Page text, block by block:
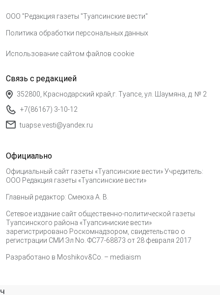
ООО "Редакция газеты "Туапсинские вести"
Политика обработки персональных данных
Использование сайтом файлов cookie
Связь с редакцией
352800, Краснодарский край,г. Туапсе, ул. Шаумяна, д. № 2
+7(86167) 3-10-12
tuapse.vesti@yandex.ru
Официально
Официальный сайт газеты «Туапсинские вести» Учредитель:
ООО Редакция газеты «Туапсинские вести»
Главный редактор: Смеюха А. В.
Сетевое издание сайт общественно-политической газеты
Туапсинского района «Туапсиниские вести»
зарегистрировано Роскомнадзором, свидетельство о
регистрации СМИ Эл No. ФС77-68873 от 28 февраля 2017
Разработано в Moshikov&Co. – mediaism
ч